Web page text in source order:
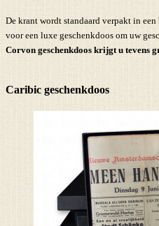
De krant wordt standaard verpakt in
voor een luxe geschenkdoos om uw
Corvon geschenkdoos krijgt u tevens
Caribic geschenkdoos